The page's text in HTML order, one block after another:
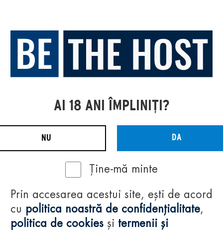
AI 18 ANI ÎMPLINIȚI?
NU DA
Ține-mă minte
Prin accesarea acestui site, ești de acord
cu politica noastră de confidențialitate,
politica de cookies și termenii și